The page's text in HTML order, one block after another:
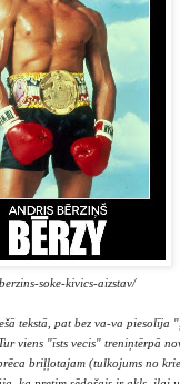
soke-kivics-aizstav/
tekstā, pat bez va-va
viens "īsts vecis" treniņtērpā
briļļotajam (tulkojums no